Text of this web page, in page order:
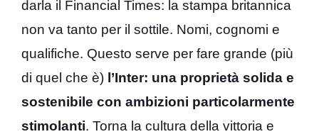
darla il Financial Times: la stampa britannica
non va tanto per il sottile. Nomi, cognomi e
qualifiche. Questo serve per fare grande (più
di quel che è) l’Inter: una proprietà solida e
sostenibile con ambizioni particolarmente
stimolanti. Torna la cultura della vittoria e